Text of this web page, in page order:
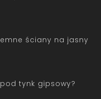
ściany na jasny
tynk gipsowy?